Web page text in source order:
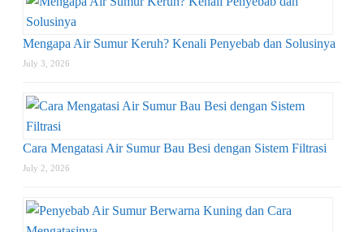
Mengapa Air Sumur Keruh? Kenali Penyebab dan Solusinya
July 3, 2026
Cara Mengatasi Air Sumur Bau Besi dengan Sistem Filtrasi
July 2, 2026